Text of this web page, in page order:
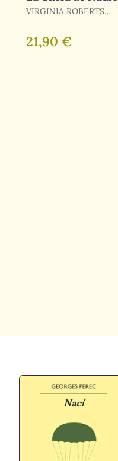
VIRGINIA ROBERTS
21,90 €